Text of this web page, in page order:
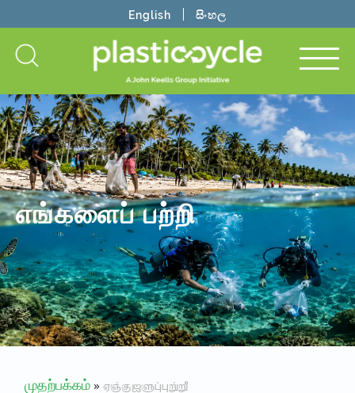
English සිංහල
எங்களைப் பற்றி
முதற்பக்கம்» VQ;FISG;GW;WP